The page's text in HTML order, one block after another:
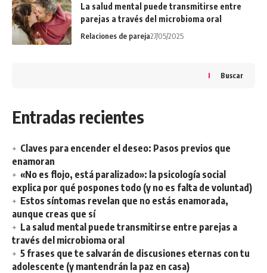
La salud mental puede transmitirse entre
parejas a través del microbioma oral
Relaciones de pareja27/05/2025
Buscar
Entradas recientes
Claves para encender el deseo: Pasos previos que
enamoran
«No es flojo, está paralizado»: la psicología social
explica por qué pospones todo (y no es falta de voluntad)
Estos síntomas revelan que no estás enamorada,
aunque creas que sí
La salud mental puede transmitirse entre parejas a
través del microbioma oral
5 frases que te salvarán de discusiones eternas con tu
adolescente (y mantendrán la paz en casa)